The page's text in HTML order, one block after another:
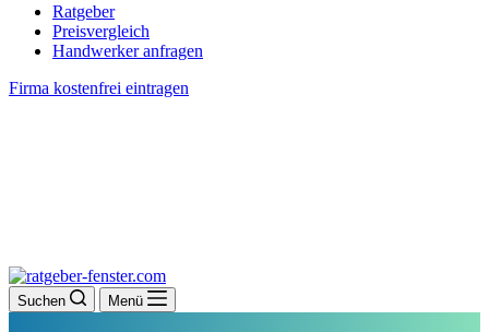
Ratgeber
Preisvergleich
Handwerker anfragen
Firma kostenfrei eintragen
Suchen Menü